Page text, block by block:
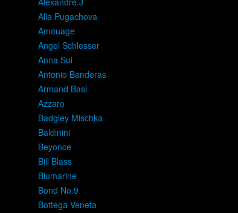
Alla Pugachova
Amouage
Angel Schlesser
Anna Sui
Antonio Banderas
Armand Basi
Azzaro
Badgley Mischka
Baldinini
Beyonce
Bill Blass
Blumarine
Bond No.9
Bottega Veneta